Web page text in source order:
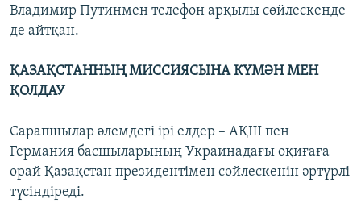
Владимир Путинмен телефон арқылы сөйлескенде
де айтқан.
ҚАЗАҚСТАННЫҢ МИССИЯСЫНА КҮМӘН МЕН
ҚОЛДАУ
Сарапшылар әлемдегі ірі елдер – АҚШ пен
Германия басшыларының Украинадағы оқиғаға
орай Қазақстан президентімен сөйлескенін әртүрлі
түсіндіреді.